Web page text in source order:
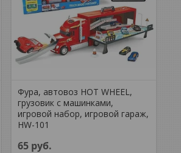
Фура, автовоз HOT WHEEL,
грузовик с машинками,
игровой набор, игровой гараж,
HW-101
65 руб.